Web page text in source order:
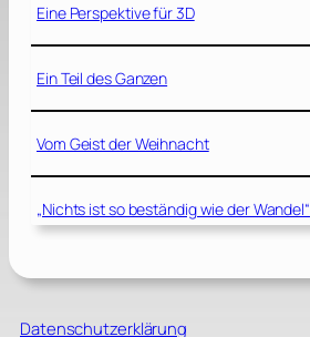
Eine Perspektive für 3D
Ein Teil des Ganzen
Vom Geist der Weihnacht
„Nichts ist so beständig wie der Wandel“
Datenschutzerklärung